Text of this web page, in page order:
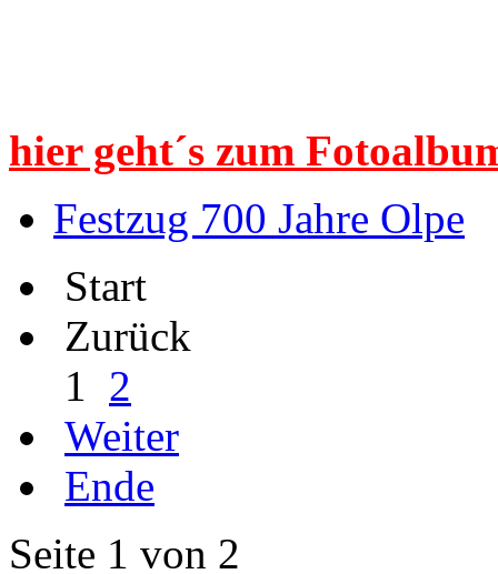
hier geht´s zum
Festzug 700 Jahre Olpe
Start
Zurück
1
2
Weiter
Ende
Seite 1 von 2